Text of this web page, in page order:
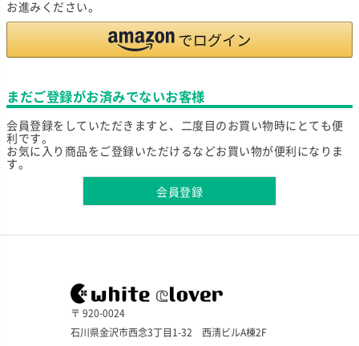
お進みください。
まだご登録がお済みでないお客様
会員登録をしていただきますと、二度目のお買い物時にとても便
利です。
お気に入り商品をご登録いただけるなどお買い物が便利になりま
す。
会員登録
〒 920-0024
石川県金沢市西念3丁目1-32 西清ビルA棟2F